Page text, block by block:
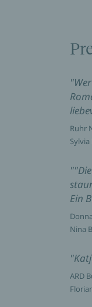
Ruhr
Sylvia
Ein
Donna
Nina
ARD